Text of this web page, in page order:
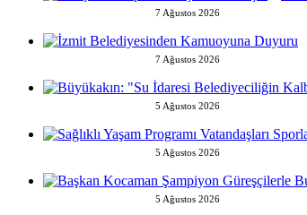
7 Ağustos 2026
7 Ağustos 2026
5 Ağustos 2026
5 Ağustos 2026
5 Ağustos 2026